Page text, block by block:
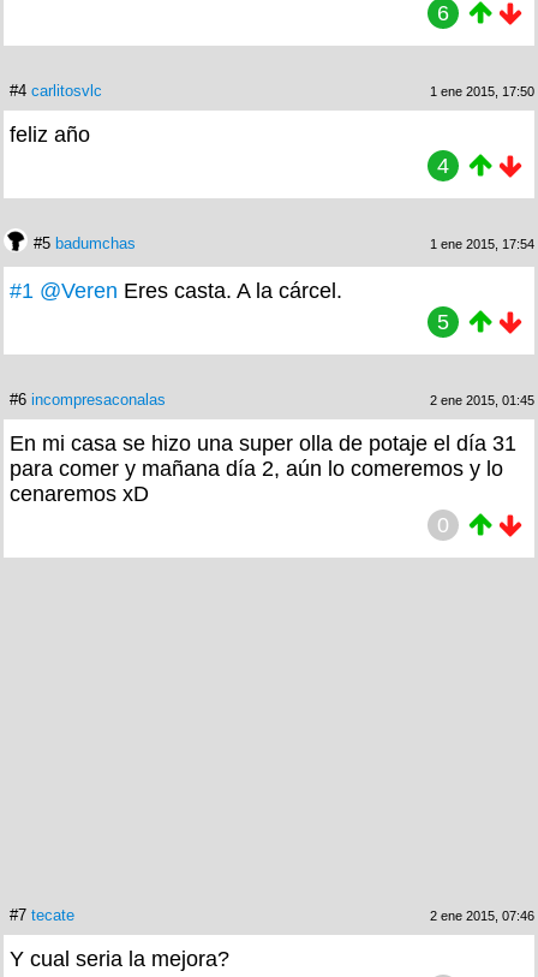
6
#4 carlitosvlc 1 ene 2015, 17:50
feliz año
4
#5 badumchas 1 ene 2015, 17:54
#1 @Veren Eres casta. A la cárcel.
5
#6 incompresaconalas 2 ene 2015, 01:45
En mi casa se hizo una super olla de potaje el día 31
para comer y mañana día 2, aún lo comeremos y lo
cenaremos xD
0
#7 tecate 2 ene 2015, 07:46
Y cual seria la mejora?